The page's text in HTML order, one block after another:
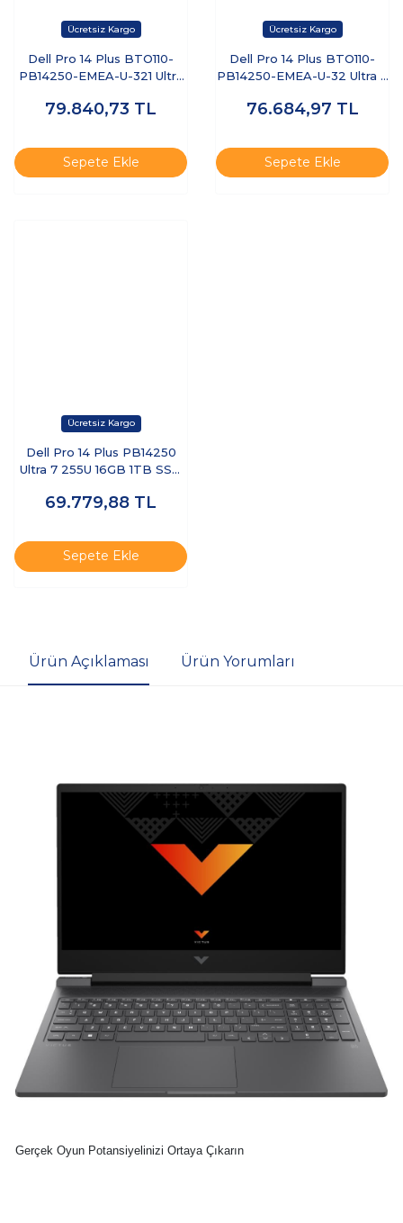
Dell Pro 14 Plus BTO110-
PB14250-EMEA-U-321 Ultra
Free Dos Dizüstü Bilgisayar
79.840,73 TL
Sepete Ekle
Dell Pro 14 Plus BTO110-
PB14250-EMEA-U-32 Ultra 7
Ubuntu Dizüstü Bilgisayar
76.684,97 TL
Sepete Ekle
Dell Pro 14 Plus PB14250
Ultra 7 255U 16GB 1TB SSD
PB14250-UBU
69.779,88 TL
Sepete Ekle
Ürün Açıklaması Ürün Yorumları
Gerçek Oyun Potansiyelinizi Ortaya Çıkarın